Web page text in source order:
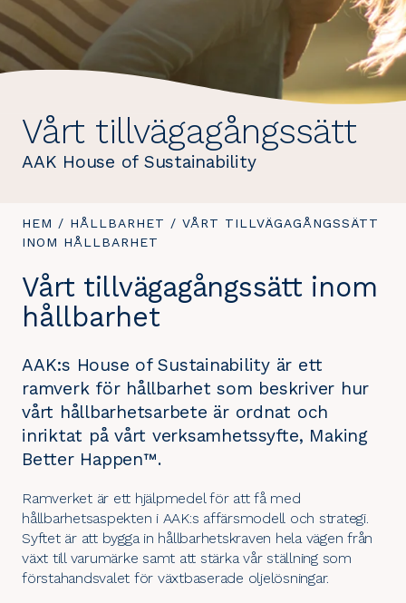
Vårt tillvägagångssätt
AAK House of Sustainability
DU
ÄR
HEM / HÅLLBARHET / DU
VÅRT TILLVÄGAGÅNGSSÄTT
INOM HÅLLBARHET
Vårt tillvägagångssätt inom
hållbarhet
AAK:s House of Sustainability är ett
ramverk för hållbarhet som beskriver hur
vårt hållbarhetsarbete är ordnat och
inriktat på vårt verksamhetssyfte, Making
Better Happen™.
Ramverket är ett hjälpmedel för att få med
hållbarhetsaspekten i AAK:s affärsmodell och strategi.
Syftet är att bygga in hållbarhetskraven hela vägen från
växt till varumärke samt att stärka vår ställning som
förstahandsvalet för växtbaserade oljelösningar.